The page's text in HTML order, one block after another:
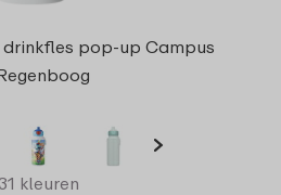
pop-up Campus
31 kleuren